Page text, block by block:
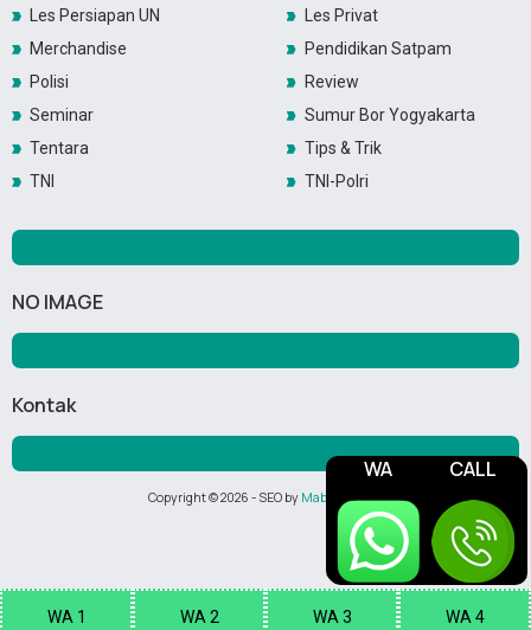
WA CALL
Les Persiapan UN
Les Privat
Merchandise
Pendidikan Satpam
Polisi
Review
Seminar
Sumur Bor Yogyakarta
Tentara
Tips & Trik
TNI
TNI-Polri
NO IMAGE
Kontak
WA 1 WA 2 WA 3 WA 4
Copyright ©2026 - SEO by Maboor Media